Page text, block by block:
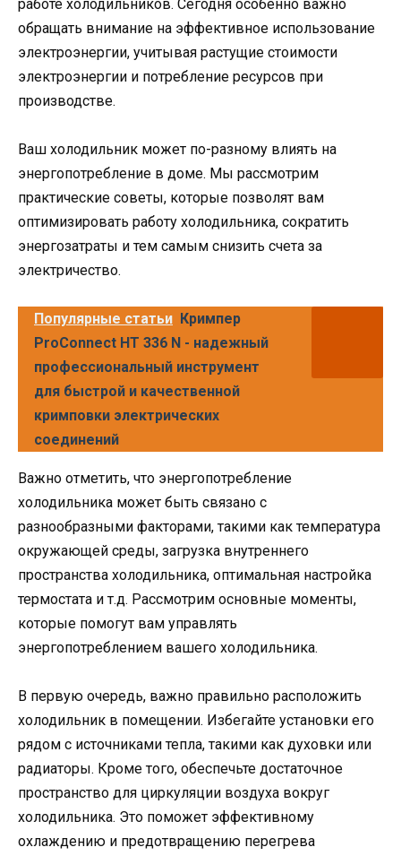
работе холодильников. Сегодня особенно важно
обращать внимание на эффективное использование
электроэнергии, учитывая растущие стоимости
электроэнергии и потребление ресурсов при
производстве.
Ваш холодильник может по-разному влиять на
энергопотребление в доме. Мы рассмотрим
практические советы, которые позволят вам
оптимизировать работу холодильника, сократить
энергозатраты и тем самым снизить счета за
электричество.
Популярные статьи Кримпер
ProConnect HT 336 N - надежный
профессиональный инструмент
для быстрой и качественной
кримповки электрических
соединений
Важно отметить, что энергопотребление
холодильника может быть связано с
разнообразными факторами, такими как температура
окружающей среды, загрузка внутреннего
пространства холодильника, оптимальная настройка
термостата и т.д. Рассмотрим основные моменты,
которые помогут вам управлять
энергопотреблением вашего холодильника.
В первую очередь, важно правильно расположить
холодильник в помещении. Избегайте установки его
рядом с источниками тепла, такими как духовки или
радиаторы. Кроме того, обеспечьте достаточное
пространство для циркуляции воздуха вокруг
холодильника. Это поможет эффективному
охлаждению и предотвращению перегрева